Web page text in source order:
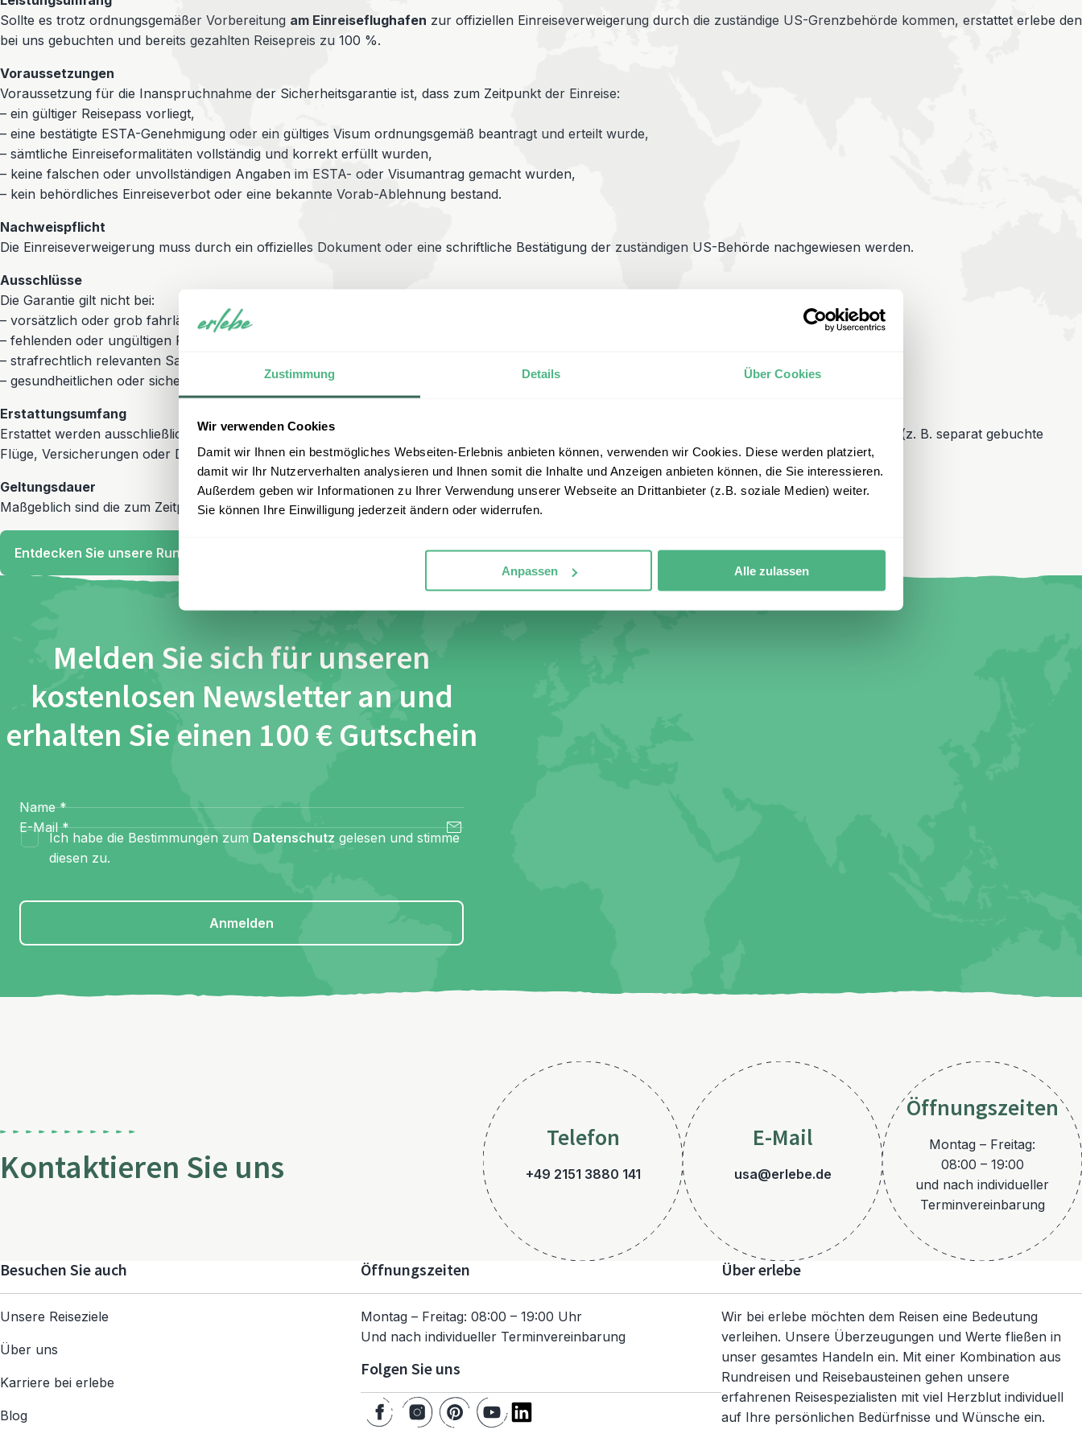
Zustimmung Details Über Cookies
Wir verwenden Cookies
Damit wir Ihnen ein bestmögliches Webseiten-Erlebnis anbieten können, verwenden wir Cookies. Diese werden platziert,
damit wir Ihr Nutzerverhalten analysieren und Ihnen somit die Inhalte und Anzeigen anbieten können, die Sie interessieren.
Außerdem geben wir Informationen zu Ihrer Verwendung unserer Webseite an Drittanbieter (z.B. soziale Medien) weiter.
Sie können Ihre Einwilligung jederzeit ändern oder widerrufen.
Anpassen Alle zulassen
Sollte es trotz ordnungsgemäßer Vorbereitung am Einreiseflughafen zur offiziellen Einreiseverweigerung durch die zuständige US-Grenzbehörde kommen, erstattet erlebe den
bei uns gebuchten und bereits gezahlten Reisepreis zu 100 %.
Voraussetzungen
Voraussetzung für die Inanspruchnahme der Sicherheitsgarantie ist, dass zum Zeitpunkt der Einreise:
– ein gültiger Reisepass vorliegt,
– eine bestätigte ESTA-Genehmigung oder ein gültiges Visum ordnungsgemäß beantragt und erteilt wurde,
– sämtliche Einreiseformalitäten vollständig und korrekt erfüllt wurden,
– keine falschen oder unvollständigen Angaben im ESTA- oder Visumantrag gemacht wurden,
– kein behördliches Einreiseverbot oder eine bekannte Vorab-Ablehnung bestand.
Nachweispflicht
Die Einreiseverweigerung muss durch ein offizielles Dokument oder eine schriftliche Bestätigung der zuständigen US-Behörde nachgewiesen werden.
Ausschlüsse
Die Garantie gilt nicht bei:
– vorsätzlich oder grob fahrlässig falschen Angaben,
– fehlenden oder ungültigen Reisedokumenten,
– strafrechtlich relevanten Sachverhalten oder bestehenden Einreiseverboten,
– gesundheitlichen oder sicherheitsrelevanten Gründen, die in der Person des Reisenden liegen.
Erstattungsumfang
Erstattet werden ausschließlich die bei erlebe gebuchten und in Rechnung gestellten Reiseleistungen. Nicht über erlebe gebuchte Zusatzleistungen (z. B. separat gebuchte
Flüge, Versicherungen oder Drittanbieter-Leistungen) sind von der Garantie ausgeschlossen.
Geltungsdauer
Maßgeblich sind die zum Zeitpunkt der Buchung gültigen Einreisebestimmungen.
Entdecken Sie unsere Rundreisen
Melden Sie sich für unseren
kostenlosen Newsletter an und
erhalten Sie einen 100 € Gutschein
Name *
E-Mail *
Ich habe die Bestimmungen zum Datenschutz gelesen und stimme
diesen zu.
Anmelden
Kontaktieren Sie uns
Telefon
+49 2151 3880 141
E-Mail
usa@erlebe.de
Öffnungszeiten
Montag – Freitag:
08:00 – 19:00
und nach individueller
Terminvereinbarung
Besuchen Sie auch
Unsere Reiseziele
Über uns
Karriere bei erlebe
Blog
Öffnungszeiten
Montag – Freitag: 08:00 – 19:00 Uhr
Und nach individueller Terminvereinbarung
Folgen Sie uns
Über erlebe
Wir bei erlebe möchten dem Reisen eine Bedeutung
verleihen. Unsere Überzeugungen und Werte fließen in
unser gesamtes Handeln ein. Mit einer Kombination aus
Rundreisen und Reisebausteinen gehen unsere
erfahrenen Reisespezialisten mit viel Herzblut individuell
auf Ihre persönlichen Bedürfnisse und Wünsche ein.